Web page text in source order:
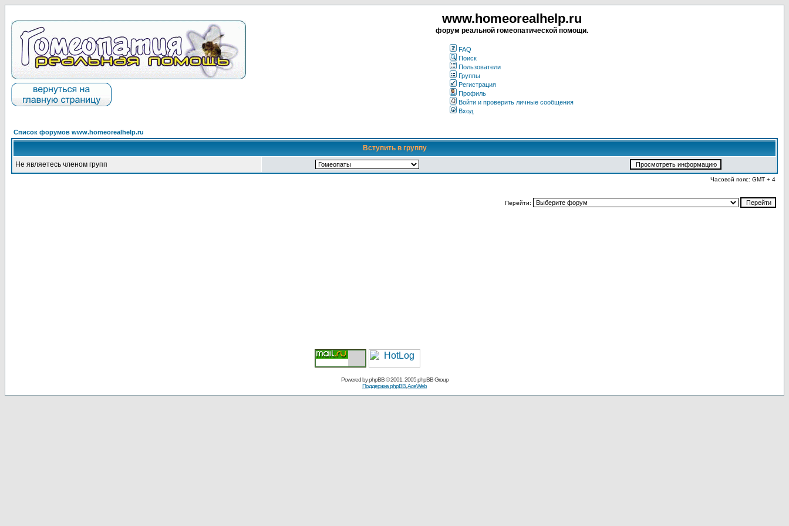
www.homeorealhelp.ru
форум реальной гомеопатической помощи.
FAQ
Поиск
Пользователи
Группы
Регистрация
Профиль
Войти и проверить личные сообщения
Вход
Список форумов www.homeorealhelp.ru
Вступить в группу
Не являетесь членом групп
Часовой пояс: GMT + 4
Перейти:
Powered byphpBB© 2001, 2005 phpBB Group
Поддержка phpBB AceWeb